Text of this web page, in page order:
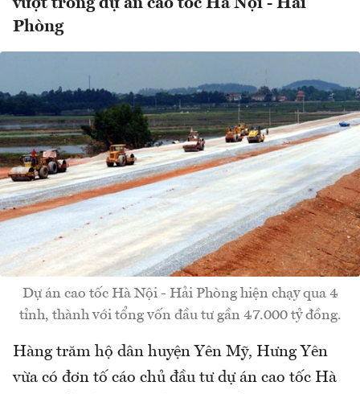
vượt trong dự án cao tốc Hà Nội - Hải
Phòng
Dự án cao tốc Hà Nội - Hải Phòng hiện chạy qua 4
tỉnh, thành với tổng vốn đầu tư gần 47.000 tỷ đồng.
Hàng trăm hộ dân huyện Yên Mỹ, Hưng Yên
vừa có đơn tố cáo chủ đầu tư dự án cao tốc Hà